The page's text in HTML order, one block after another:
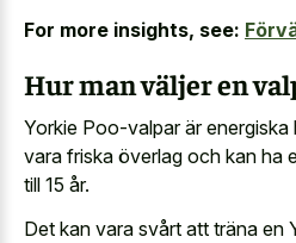
For more insights, see:
Hur man väljer en
Yorkie Poo-valpar är
vara friska överlag och kan ha
till 15 år.
Det kan vara svårt att träna en